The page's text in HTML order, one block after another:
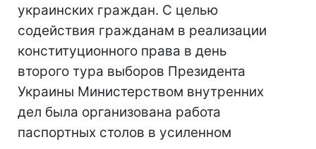
украинских граждан. С целью
содействия гражданам в реализации
конституционного права в день
второго тура выборов Президента
Украины Министерством внутренних
дел была организована работа
паспортных столов в усиленном